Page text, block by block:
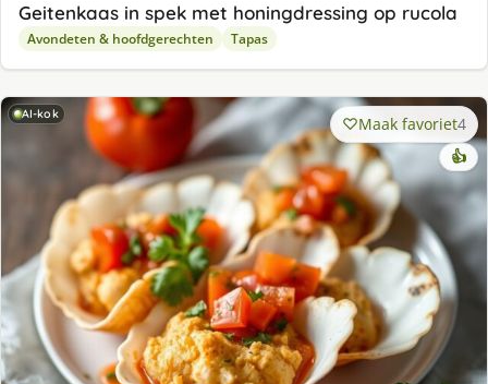
Geitenkaas in spek met honingdressing op rucola
Avondeten & hoofdgerechten Tapas
AI-kok Maak favoriet4
👍